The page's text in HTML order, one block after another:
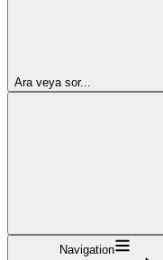
Ara veya sor...
Navigation